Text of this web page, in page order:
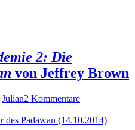
2: Die
von Jeffrey Brown
Julian2 Kommentare